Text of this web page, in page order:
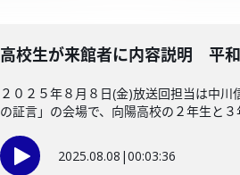
高校生が来館者に内容説明 平
２０２５年８月８日(金)放送回担当は中
の証言」の会場で、向陽高校の２年生と３
2025.08.08 |00:03:36